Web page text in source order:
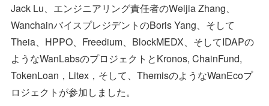
Jack Lu、エンジニアリング責任者のWeijia Zhang、
WanchainバイスプレジデントのBoris Yang、そして
Theia、HPPO、Freedium、BlockMEDX、そしてIDAPの
ようなWanLabsのプロジェクトとKronos, ChainFund,
TokenLoan，Litex，そして、ThemisのようなWanEcoプ
ロジェクトが参加しました。